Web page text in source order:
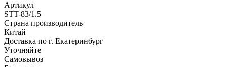
Артикул
STT-83/1.5
Страна производитель
Китай
Доставка по г. Екатеринбург
Уточняйте
Самовывоз